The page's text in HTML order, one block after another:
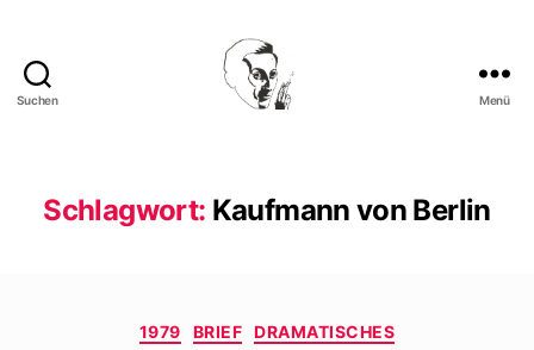
Suchen Menü
Schlagwort: Kaufmann von Berlin
Kategorien
1979 BRIEF DRAMATISCHES